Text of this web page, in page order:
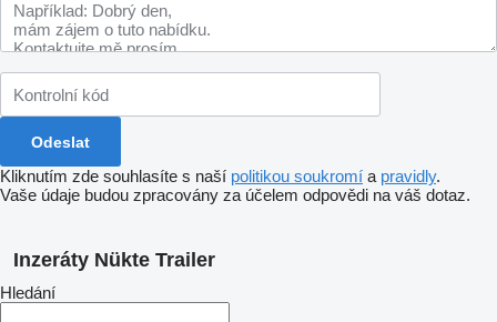
Kliknutím zde souhlasíte s naší politikou soukromí a pravidly.
Vaše údaje budou zpracovány za účelem odpovědi na váš dotaz.
Inzeráty Nükte Trailer
Hledání